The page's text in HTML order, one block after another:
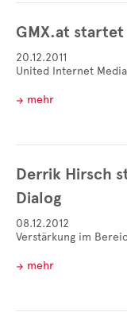
GMX.at
20.12.2011
United Internet
mehr
Derrik Hirsch
Dialog
08.12.2012
Verstärkung im
mehr